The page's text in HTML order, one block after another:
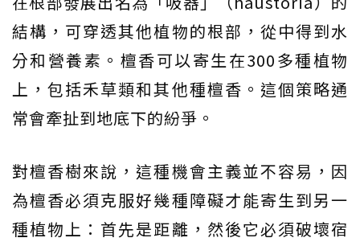
結構，可穿透其他植物的根部，從中得到水
分和營養素。檀香可以寄生在300多種植物
上，包括禾草類和其他種檀香。這個策略通
常會牽扯到地底下的紛爭。
對檀香樹來說，這種機會主義並不容易，因
為檀香必須克服好幾種障礙才能寄生到另一
種植物上：首先是距離，然後它必須破壞宿